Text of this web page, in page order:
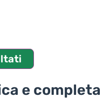
e completa